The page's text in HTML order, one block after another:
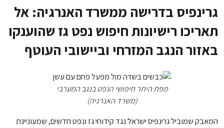
גרינפיס בדרישה ממשרד האנרגיה: אל
תאריכו רישיונות חיפוש נפט גז שהוענקו
באזור הנגב המזרחי וביישובי העוטף
מפת היתר חיפושי הנפט בנגב המערבי
(משרד האנרגיה)
המאבק שמוביל גרינפיס ישראל נגד קידוחי גז ונפט חדשים, שמעוניינת